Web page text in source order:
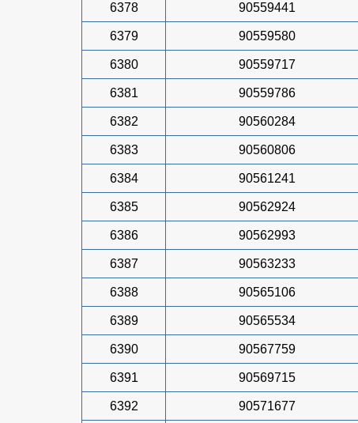
6378 90559441
6379 90559580
6380 90559717
6381 90559786
6382 90560284
6383 90560806
6384 90561241
6385 90562924
6386 90562993
6387 90563233
6388 90565106
6389 90565534
6390 90567759
6391 90569715
6392 90571677